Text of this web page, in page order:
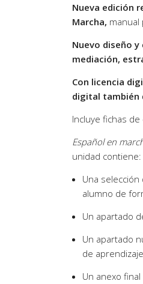
Nueva edición
Marcha, manual
Nuevo diseño
mediación,
Con licencia
digital también
Incluye fichas
Español en
unidad contiene:
Una
alumno de
Un apartado
Un apartado
de
Un anexo final